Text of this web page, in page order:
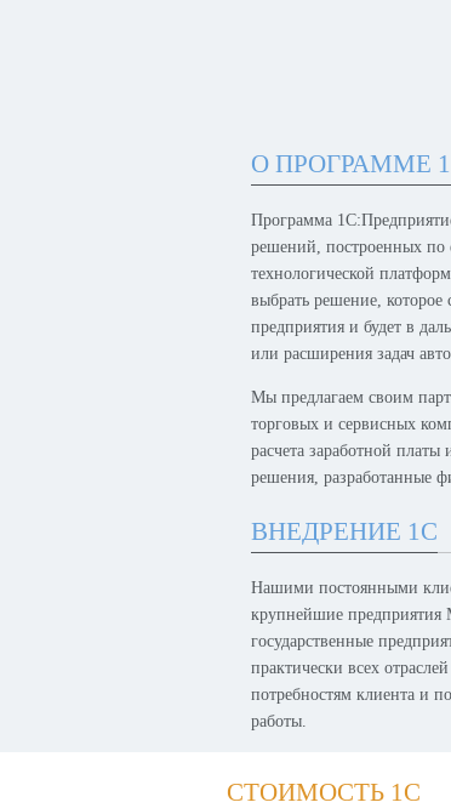
О ПРОГРАММЕ
Программа
решений, построенных
технологической
выбрать решение, которое
предприятия и будет в
или расширения задач
Мы предлагаем своим
торговых и сервисных
расчета заработной
решения, разработанные
ВНЕДРЕНИЕ 1С
Нашими постоянными
крупнейшие предприятия
государственные
практически всех
потребностям клиента и
работы.
СТОИМОСТЬ 1С